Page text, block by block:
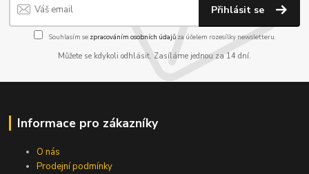
Přihlásit se
Souhlasím se zpracováním osobních údajůza účelem rozesílky newsletteru.
Můžete se kdykoli odhlásit. Zasíláme jednou za 14 dní.
Informace pro zákazníky
O nás
Prodejní podmínky